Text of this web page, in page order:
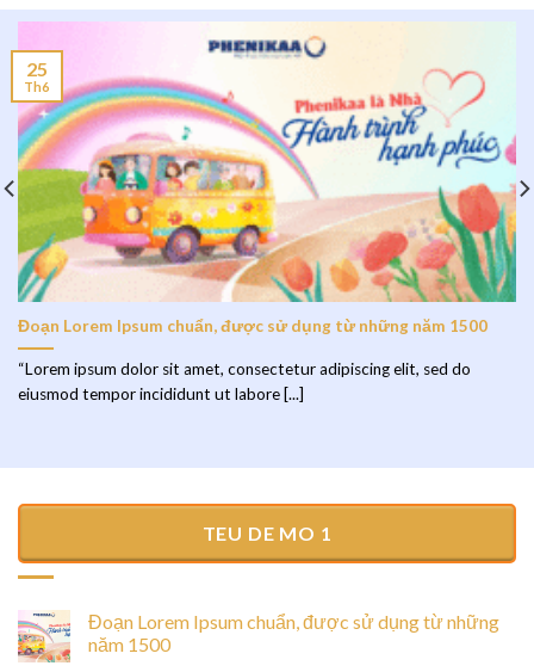
Đoạn Lorem Ipsum chuẩn, được sử dụng từ những năm 1500
“Lorem ipsum dolor sit amet, consectetur adipiscing elit, sed do
eiusmod tempor incididunt ut labore [...]
25
Th6
TEU DE MO 1
Đoạn Lorem Ipsum chuẩn, được sử dụng từ những
năm 1500